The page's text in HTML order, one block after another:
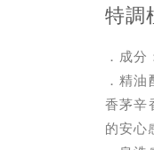
特調
．成
．精
香茅辛
的安心